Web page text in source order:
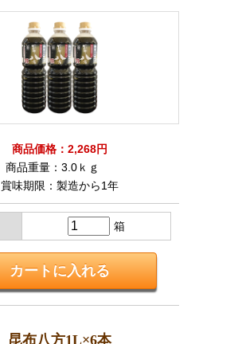
商品価格：2,268円
商品重量：3.0ｋｇ
賞味期限：製造から1年
箱
昆布八方1L×6本